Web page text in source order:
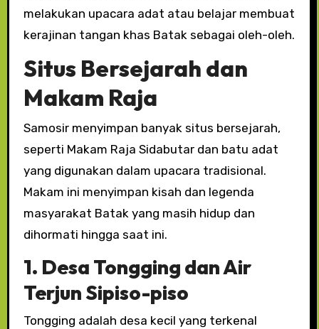
melakukan upacara adat atau belajar membuat
kerajinan tangan khas Batak sebagai oleh-oleh.
Situs Bersejarah dan
Makam Raja
Samosir menyimpan banyak situs bersejarah,
seperti Makam Raja Sidabutar dan batu adat
yang digunakan dalam upacara tradisional.
Makam ini menyimpan kisah dan legenda
masyarakat Batak yang masih hidup dan
dihormati hingga saat ini.
1. Desa Tongging dan Air
Terjun Sipiso-piso
Tongging adalah desa kecil yang terkenal